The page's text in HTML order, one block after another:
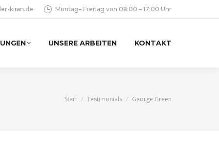
kiran.de Montag– Freitag von 08:00 – 17:00 Uhr
UNSERE ARBEITEN KONTAKT
Sie befinden sich hier:
Start Testimonials George Green